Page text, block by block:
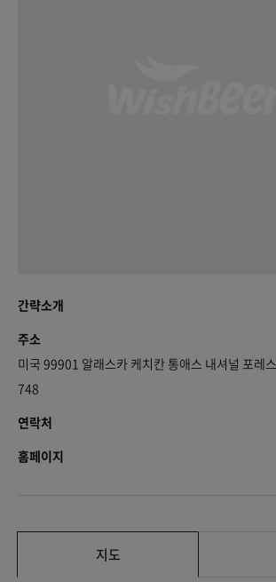
간략소개
주소
미국 99901 알래스카 케치칸 통애스 내셔널 포레
748
연락처
홈페이지
지도